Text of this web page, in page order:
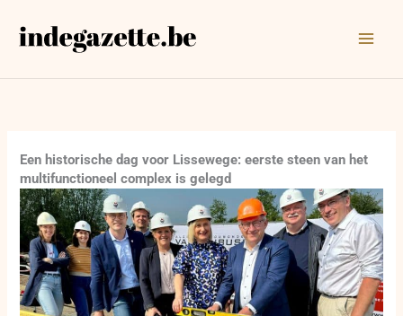
naar
Een historische dag voor Lissewege: eerste steen van het
multifunctioneel complex is gelegd